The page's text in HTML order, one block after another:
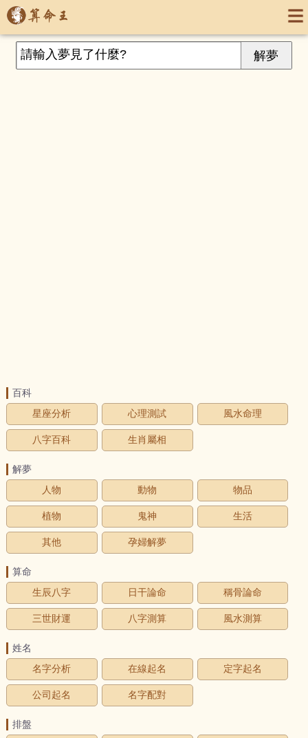
百科
星座分析
心理測試 風水命理
八字百科 生肖屬相
解夢
人物
動物 物品
植物 鬼神 生活
其他 孕婦解夢
算命
生辰八字
日干論命 稱骨論命
三世財運 八字測算 風水測算
姓名
名字分析
在線起名 定字起名
公司起名 名字配對
排盤